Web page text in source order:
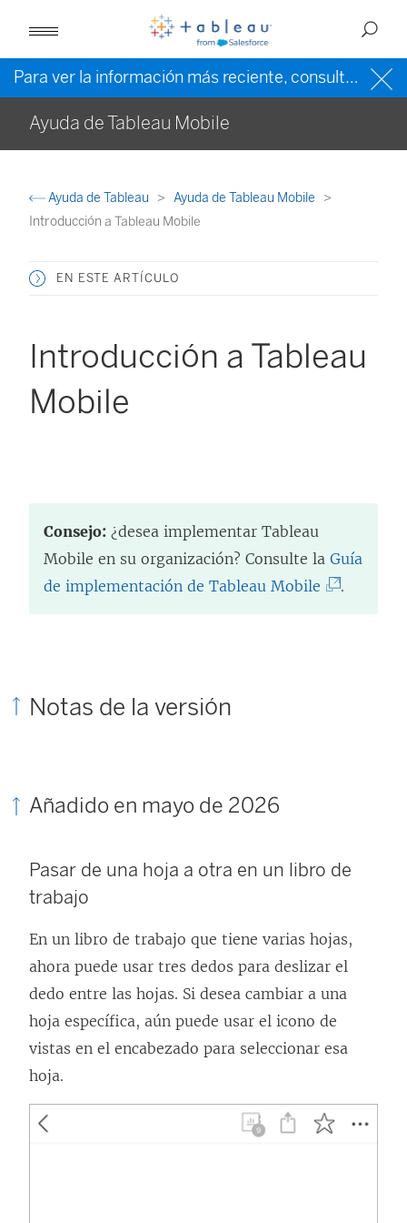
Para ver la información más reciente, consulte la
Ayuda de Tableau Mobile
Ayuda de Tableau
Ayuda de Tableau Mobile
Introducción a Tableau Mobile
EN ESTE ARTÍCULO
Introducción a Tableau
Mobile
Consejo: ¿desea implementar Tableau
Mobile en su organización? Consulte la Guía
de implementación de Tableau Mobile
r
e
e
n
u
a
v
.
Notas de la versión
Añadido en mayo de 2026
Pasar de una hoja a otra en un libro de
trabajo
En un libro de trabajo que tiene varias hojas,
ahora puede usar tres dedos para deslizar el
dedo entre las hojas. Si desea cambiar a una
hoja específica, aún puede usar el icono de
vistas en el encabezado para seleccionar esa
hoja.